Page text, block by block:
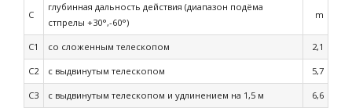
C
глубинная дальность действия (диапазон подёма
стпрелы +30°,-60°)
m
C1 со сложенным телескопом 2,1
C2 с выдвинутым телескопом 5,7
C3 с выдвинутым телескопом и удлинением на 1,5 м 6,6